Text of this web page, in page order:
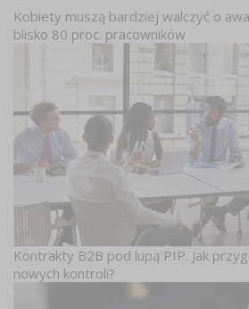
Kobiety muszą bardziej walczyć o
blisko 80 proc. pracowników
Kontrakty B2B pod lupą PIP. Jak
nowych kontroli?